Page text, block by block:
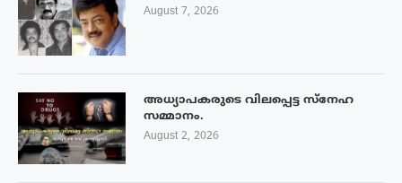
August 7, 2026
അധ്യാപകരുടെ വിലപ്പെട്ട സ്നേഹ
സമ്മാനം.
August 2, 2026